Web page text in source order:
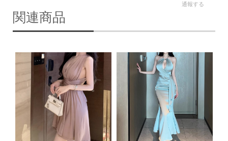
通報する
関連商品